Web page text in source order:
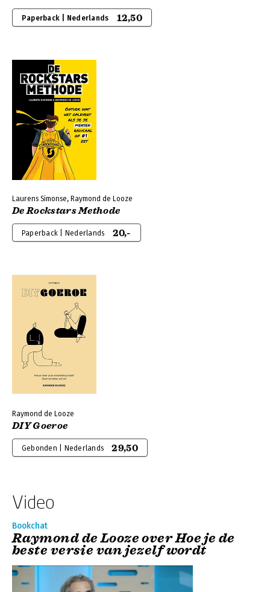
Paperback | Nederlands 12,50
Laurens Simonse, Raymond de Looze
De Rockstars Methode
Paperback | Nederlands 20,-
Raymond de Looze
DIY Goeroe
Gebonden | Nederlands 29,50
Video
Bookchat
Raymond de Looze over Hoe je de
beste versie van jezelf wordt